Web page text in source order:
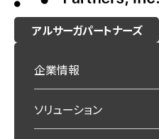
アルサーガパートナーズ
企業情報
ソリューション